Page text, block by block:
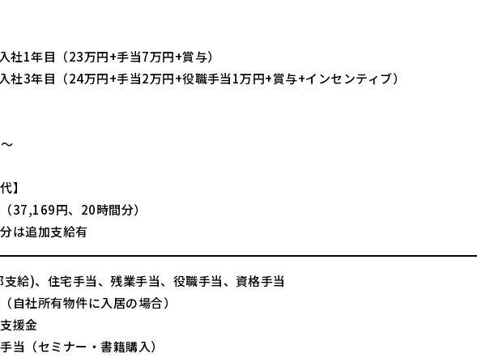
1年目（23万円+手当7万円+賞与）
3年目（24万円+手当2万円+役職手当1万円+賞与+インセンティブ）
】
37,169円、20時間分）
は追加支給有
支給)、住宅手当、残業手当、役職手当、資格手当
自社所有物件に入居の場合）
援金
当（セミナー・書籍購入）